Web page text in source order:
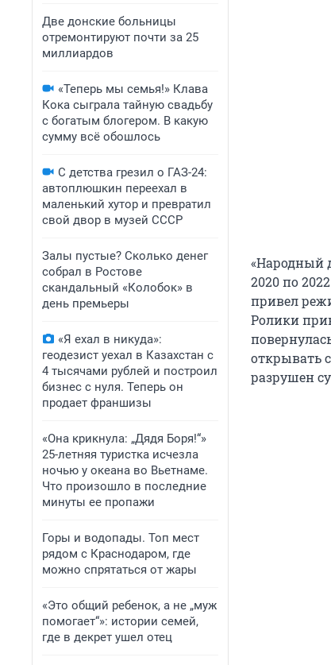
Две донские больницы
отремонтируют почти за 25
миллиардов
«Теперь мы семья!» Клава
Кока сыграла тайную свадьбу
с богатым блогером. В какую
сумму всё обошлось
С детства грезил о ГАЗ-24:
автоплюшкин переехал в
маленький хутор и превратил
свой двор в музей СССР
Залы пустые? Сколько денег
собрал в Ростове
скандальный «Колобок» в
день премьеры
«Я ехал в никуда»:
геодезист уехал в Казахстан с
4 тысячами рублей и построил
бизнес с нуля. Теперь он
продает франшизы
«Она крикнула: „Дядя Боря!“»
25-летняя туристка исчезла
ночью у океана во Вьетнаме.
Что произошло в последние
минуты ее пропажи
Горы и водопады. Топ мест
рядом с Краснодаром, где
можно спрятаться от жары
«Это общий ребенок, а не „муж
помогает“»: истории семей,
где в декрет ушел отец
«Народный
2020 по
привел
Ролики
открывать
разрушен